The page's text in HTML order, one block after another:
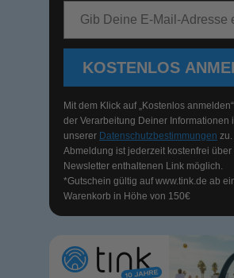
KOSTENLOS
Mit dem Klick auf „Kostenlos
der Verarbeitung Deiner Informationen
unserer Datenschutzbestimmungen
Abmeldung ist jederzeit kostenfrei über
Newsletter enthaltenen Link möglich.
*Gutschein gültig aufwww.tink.de ab
Warenkorb in Höhe von 150€